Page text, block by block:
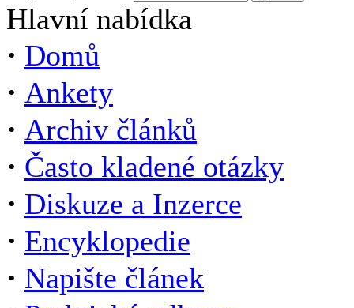
Hlavní nabídka
· Domů
· Ankety
· Archiv článků
· Často kladené otázky
· Diskuze a Inzerce
· Encyklopedie
· Napište článek